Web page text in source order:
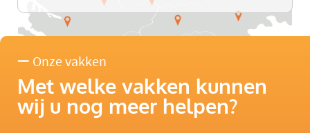
Onze vakken
Met welke vakken kunnen
wij u nog meer helpen?